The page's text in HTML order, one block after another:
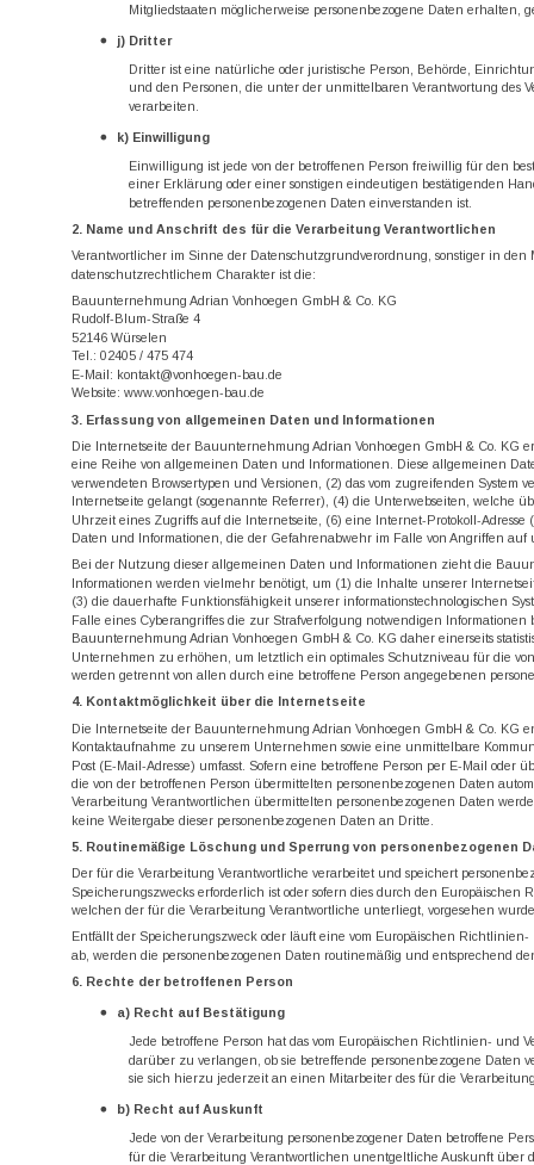
Mitgliedstaaten möglicherweise personenbezogene Daten erhalten,
j) Dritter
Dritter ist eine natürliche oder juristische Person, Behörde,
und den Personen, die unter der unmittelbaren Verantwortung des
verarbeiten.
k) Einwilligung
Einwilligung ist jede von der betroffenen Person freiwillig für den
einer Erklärung oder einer sonstigen eindeutigen bestätigenden
betreffenden personenbezogenen Daten einverstanden ist.
2. Name und Anschrift des für die Verarbeitung Verantwortlichen
Verantwortlicher im Sinne der Datenschutzgrundverordnung, sonstiger in
datenschutzrechtlichem Charakter ist die:
Bauunternehmung Adrian Vonhoegen GmbH & Co. KG
Rudolf-Blum-Straße 4
52146 Würselen
Tel.: 02405 / 475 474
E-Mail: kontakt@vonhoegen-bau.de
Website: www.vonhoegen-bau.de
3. Erfassung von allgemeinen Daten und Informationen
Die Internetseite der Bauunternehmung Adrian Vonhoegen GmbH & Co. KG
eine Reihe von allgemeinen Daten und Informationen. Diese allgemeinen
verwendeten Browsertypen und Versionen, (2) das vom zugreifenden System
Internetseite gelangt (sogenannte Referrer), (4) die Unterwebseiten, welche
Uhrzeit eines Zugriffs auf die Internetseite, (6) eine Internet-Protokoll-
Daten und Informationen, die der Gefahrenabwehr im Falle von Angriffen auf
Bei der Nutzung dieser allgemeinen Daten und Informationen zieht die
Informationen werden vielmehr benötigt, um (1) die Inhalte unserer
(3) die dauerhafte Funktionsfähigkeit unserer informationstechnologischen
Falle eines Cyberangriffes die zur Strafverfolgung notwendigen
Bauunternehmung Adrian Vonhoegen GmbH & Co. KG daher einerseits
Unternehmen zu erhöhen, um letztlich ein optimales Schutzniveau für die
werden getrennt von allen durch eine betroffene Person angegebenen
4. Kontaktmöglichkeit über die Internetseite
Die Internetseite der Bauunternehmung Adrian Vonhoegen GmbH & Co.
Kontaktaufnahme zu unserem Unternehmen sowie eine unmittelbare
Post (E-Mail-Adresse) umfasst. Sofern eine betroffene Person per E-Mail
die von der betroffenen Person übermittelten personenbezogenen Daten
Verarbeitung Verantwortlichen übermittelten personenbezogenen Daten
keine Weitergabe dieser personenbezogenen Daten an Dritte.
5. Routinemäßige Löschung und Sperrung von personenbezogenen
Der für die Verarbeitung Verantwortliche verarbeitet und speichert
Speicherungszwecks erforderlich ist oder sofern dies durch den
welchen der für die Verarbeitung Verantwortliche unterliegt, vorgesehen
Entfällt der Speicherungszweck oder läuft eine vom Europäischen
ab, werden die personenbezogenen Daten routinemäßig und entsprechend
6. Rechte der betroffenen Person
a) Recht auf Bestätigung
Jede betroffene Person hat das vom Europäischen Richtlinien- und
darüber zu verlangen, ob sie betreffende personenbezogene Daten
sie sich hierzu jederzeit an einen Mitarbeiter des für die
b) Recht auf Auskunft
Jede von der Verarbeitung personenbezogener Daten betroffene
für die Verarbeitung Verantwortlichen unentgeltliche Auskunft über